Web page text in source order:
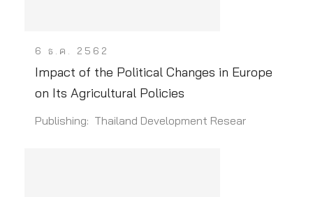
6 ธ.ค. 2562
Impact of the Political Changes in Europe
on Its Agricultural Policies
Publishing: Thailand Development Resear